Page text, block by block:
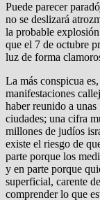
Puede parecer
no se deslizará
la probable
que el 7 de octubre
luz de forma
La más conspicua
manifestaciones
haber reunido a
ciudades; una cifra
millones de judíos
existe el riesgo de
parte porque los
y en parte porque
superficial, carente
comprender lo que